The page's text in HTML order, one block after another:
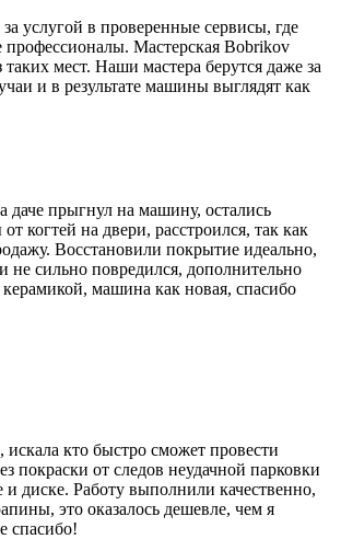
услугой в проверенные сервисы, где
Мастерская Bobrikov
мест. Наши мастера берутся даже за
и в результате машины выглядят как
даче прыгнул на машину, остались
когтей на двери, расстроился, так как
Восстановили покрытие идеально,
не сильно повредился, дополнительно
керамикой, машина как новая, спасибо
кто быстро сможет провести
покраски от следов неудачной парковки
диске. Работу выполнили качественно,
это оказалось дешевле, чем я
спасибо!